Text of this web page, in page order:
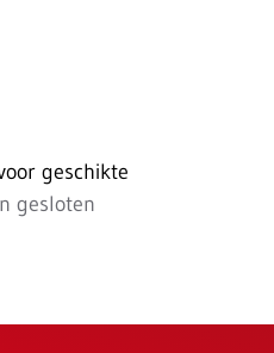
geschikte
gesloten